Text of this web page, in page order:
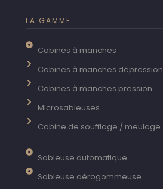
LA GAMME
Cabines à manches
Cabines à manches dépression
Cabines à manches pression
Microsableuses
Cabine de soufflage / meulage
Sableuse automatique
Sableuse aérogommeuse